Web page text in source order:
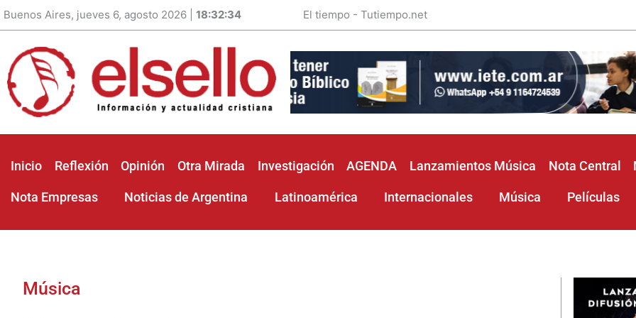
Buenos Aires, jueves 6, agosto 2026 | 18:32:36 El tiempo - Tutiempo.net
Inicio Reflexión Opinión Otra Mirada Investigación AGENDA Lanzamientos Música Nota Central
Nota Empresas Noticias de Argentina Latinoamérica Internacionales Música Películas
Música